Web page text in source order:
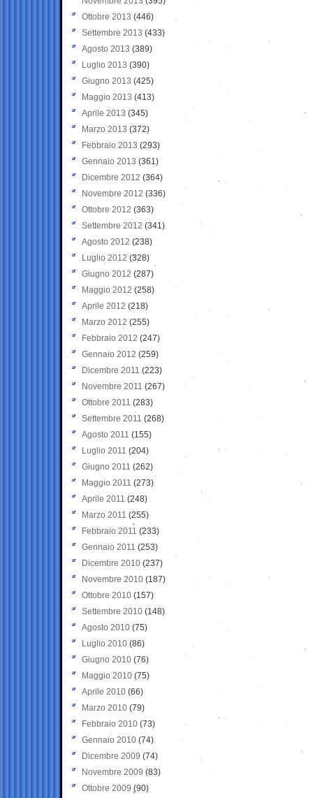
Ottobre 2013 (446)
Settembre 2013 (433)
Agosto 2013 (389)
Luglio 2013 (390)
Giugno 2013 (425)
Maggio 2013 (413)
Aprile 2013 (345)
Marzo 2013 (372)
Febbraio 2013 (293)
Gennaio 2013 (361)
Dicembre 2012 (364)
Novembre 2012 (336)
Ottobre 2012 (363)
Settembre 2012 (341)
Agosto 2012 (238)
Luglio 2012 (328)
Giugno 2012 (287)
Maggio 2012 (258)
Aprile 2012 (218)
Marzo 2012 (255)
Febbraio 2012 (247)
Gennaio 2012 (259)
Dicembre 2011 (223)
Novembre 2011 (267)
Ottobre 2011 (283)
Settembre 2011 (268)
Agosto 2011 (155)
Luglio 2011 (204)
Giugno 2011 (262)
Maggio 2011 (273)
Aprile 2011 (248)
Marzo 2011 (255)
Febbraio 2011 (233)
Gennaio 2011 (253)
Dicembre 2010 (237)
Novembre 2010 (187)
Ottobre 2010 (157)
Settembre 2010 (148)
Agosto 2010 (75)
Luglio 2010 (86)
Giugno 2010 (76)
Maggio 2010 (75)
Aprile 2010 (66)
Marzo 2010 (79)
Febbraio 2010 (73)
Gennaio 2010 (74)
Dicembre 2009 (74)
Novembre 2009 (83)
Ottobre 2009 (90)